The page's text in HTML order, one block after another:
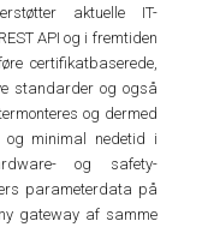
aktuelle IT-
API og i fremtiden
certifikatbaserede,
standarder og også
og dermed
minimal nedetid i
og safety-
parameterdata på
gateway af samme